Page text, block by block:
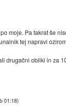
moje. Pa takrat še
tej napravi
drugačni obliki in za
01:18)